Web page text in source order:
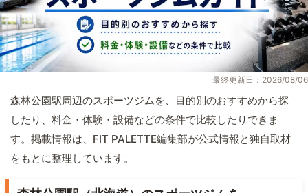
最終更新日：2026/08/06
森林公園駅周辺のスポーツジムを、目的別のおすすめから探
したり、料金・体験・設備などの条件で比較したりできま
す。掲載情報は、FIT PALETTE編集部が公式情報と独自取材
をもとに整理しています。